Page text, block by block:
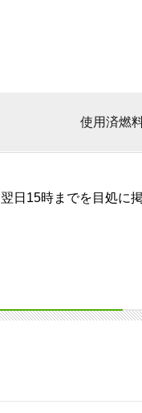
使用済燃
日15時までを目処に掲